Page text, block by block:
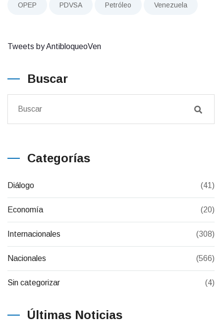
OPEP PDVSA Petróleo Venezuela
Tweets by AntibloqueoVen
Buscar
Categorías
Diálogo (41)
Economía (20)
Internacionales (308)
Nacionales (566)
Sin categorizar (4)
Últimas Noticias